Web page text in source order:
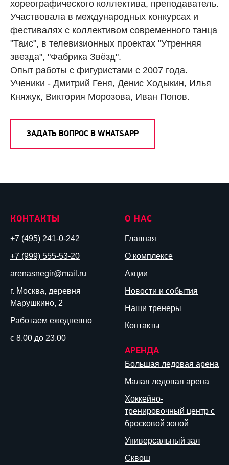
хореографического коллектива, преподаватель.
Участвовала в международных конкурсах и
фестивалях с коллективом современного танца
"Таис", в телевизионных проектах "Утренняя
звезда", "Фабрика Звёзд".
Опыт работы с фигуристами с 2007 года.
Ученики - Дмитрий Геня, Денис Ходыкин, Илья
Княжук, Виктория Морозова, Иван Попов.
ЗАДАТЬ ВОПРОС В WHATSAPP
КОНТАКТЫ
+7 (495) 241-0-242
+7 (999) 555-53-20
arenasnegir@mail.ru
г. Москва, деревня
Марушкино, 2
Работаем ежедневно
с 8.00 до 23.00
О НАС
Главная
О комплексе
Акции
Новости и события
Наши тренеры
Контакты
АРЕНДА
Большая ледовая арена
Малая ледовая арена
Хоккейно-
тренировочный центр с
бросковой зоной
Универсальный зал
Сквош